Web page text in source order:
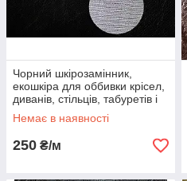
Чорний шкірозамінник,
екошкіра для оббивки крісел,
диванів, стільців, табуретів і
вхідних дверей на метраж
Немає в наявності
250 ₴/м